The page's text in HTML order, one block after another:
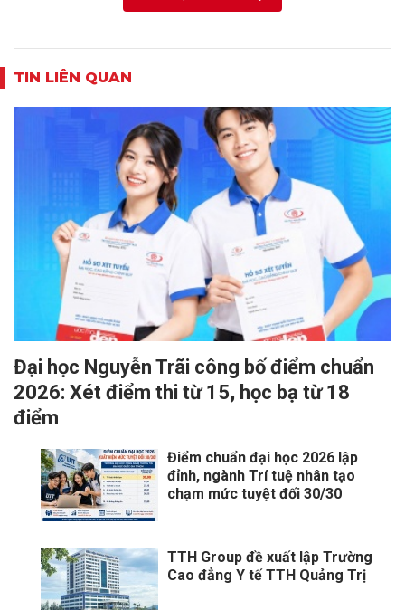
TIN LIÊN QUAN
Đại học Nguyễn Trãi công bố điểm chuẩn
2026: Xét điểm thi từ 15, học bạ từ 18
điểm
Điểm chuẩn đại học 2026 lập
đỉnh, ngành Trí tuệ nhân tạo
chạm mức tuyệt đối 30/30
TTH Group đề xuất lập Trường
Cao đẳng Y tế TTH Quảng Trị